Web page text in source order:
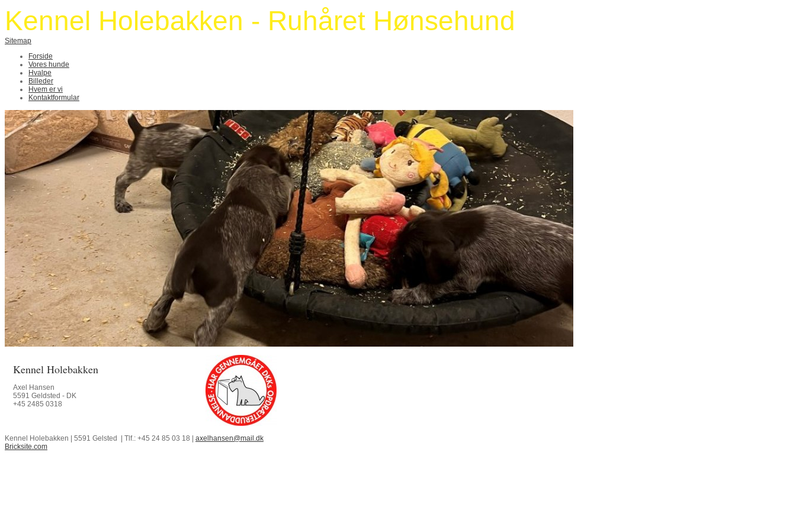
Kennel Holebakken - Ruhåret Hønsehund
Sitemap
Forside
Vores hunde
Hvalpe
Billeder
Hvem er vi
Kontaktformular
Kennel Holebakken
Axel Hansen
5591 Geldsted - DK
+45 2485 0318
Kennel Holebakken | 5591 Gelsted | Tlf.: +45 24 85 03 18 | axelhansen@mail.dk
Bricksite.com